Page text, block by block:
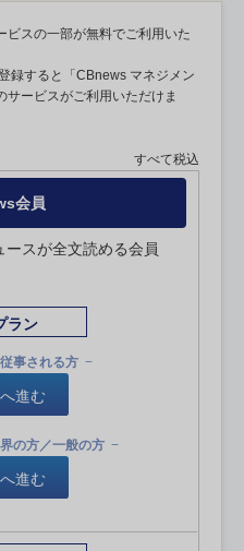
スの一部が無料でご利用いた
録すると「CBnews マネジメン
サービスがご利用いただけま
すべて税込
会員
スが全文読める会員
ラン
事される方
進む
の方／一般の方
進む